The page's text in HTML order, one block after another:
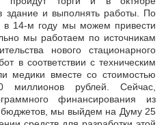
здание и выполнять работы. По
в 14-м году мы можем привести
мы работаем по источникам
нового стационарного
в соответствии с техническим
медики вместе со стоимостью
миллионов рублей. Сейчас,
финансирования из
бюджетов, мы выйдем на Думу 25